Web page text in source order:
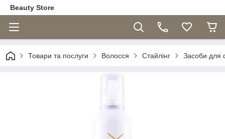
Beauty Store
Товари та послуги Волосся Стайлінг Засоби для